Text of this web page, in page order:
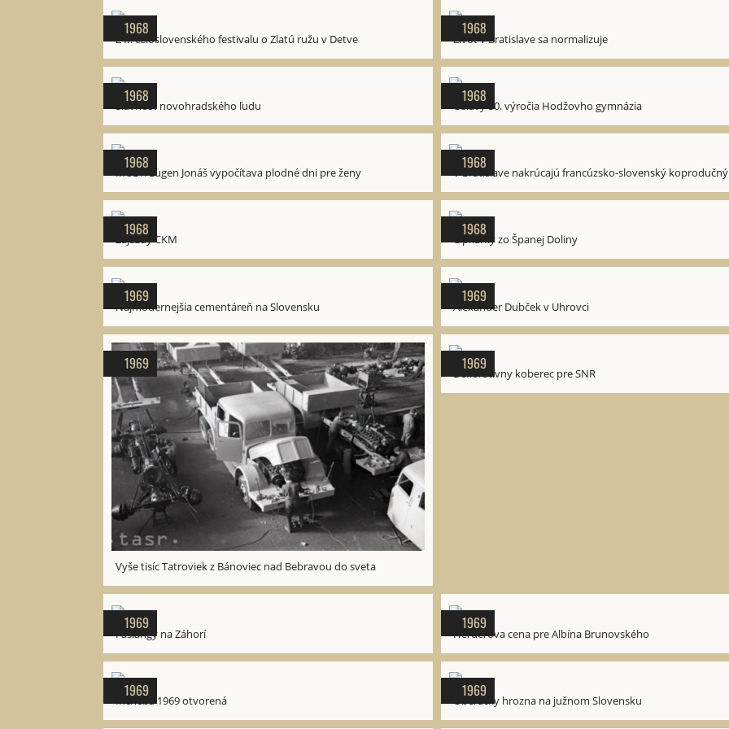
1968
Z II. celoslovenského festivalu o Zlatú ružu v Detve
1968
Život v Bratislave sa normalizuje
1968
Slávnosť novohradského ľudu
1968
Oslavy 50. výročia Hodžovho gymnázia
1968
MUDr. Eugen Jonáš vypočítava plodné dni pre ženy
1968
V Bratislave nakrúcajú francúzsko-slovenský
1968
Zájazdy CKM
1968
Čipkárky zo Španej Doliny
1969
Najmodernejšia cementáreň na Slovensku
1969
Alexander Dubček v Uhrovci
1969
Vyše tisíc Tatroviek z Bánoviec nad Bebravou do sveta
1969
Dekoratívny koberec pre SNR
1969
Fašiangy na Záhorí
1969
Herderova cena pre Albína Brunovského
1969
Incheba 1969 otvorená
1969
Oberačky hrozna na južnom Slovensku